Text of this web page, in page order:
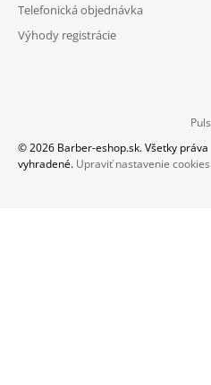
Telefonická objednávka
Výhody registrácie
Puls
© 2026 Barber-eshop.sk. Všetky práva
vyhradené. Upraviť nastavenie cookies